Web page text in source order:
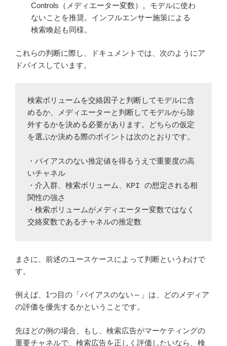
Controls（メディエーター変数）。モデルに使わ
ないことを推奨。インフルエンサー施策による
検索喚起も同様。
これらの判断に際し、ドキュメントでは、次のようにア
ドバイスしています。
検索ボリュームを交絡因子と判断してモデルに含
めるか、メディエーターと判断してモデルから除
外するかを決める必要があります。どちらの仮定
を選ぶか決める際のポイントは次のとおりです。
・バイアスのない推定値を得るうえで重要度の高
いチャネル
・介入群、検索ボリューム、KPI の想定される相
関性の強さ
・検索ボリュームがメディエーター変数ではなく
交絡変数であるチャネルの推定数
まさに、前述のユースケースによって判断というわけで
す。
例えば、1つ目の「バイアスのない～」は、どのメディア
の評価を優先するかということです。
先ほどの例の場合、もし、検索広告がマーケティングの
重要チャネルで、検索広告を正しく評価したいなら、検